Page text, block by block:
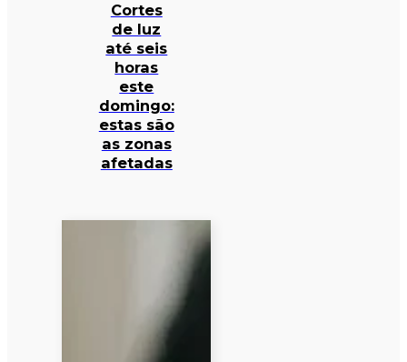
Cortes
de luz
até seis
horas
este
domingo:
estas são
as zonas
afetadas